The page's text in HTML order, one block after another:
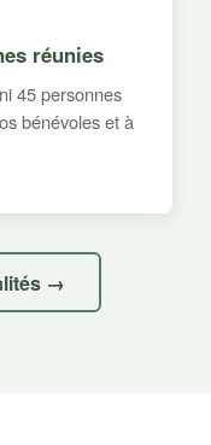
réunies
45 personnes
bénévoles et à
→